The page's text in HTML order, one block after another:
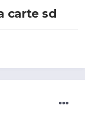
carte sd